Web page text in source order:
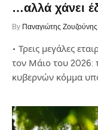
…αλλά χάνει
By Παναγιώτης Ζουζούνης
• Τρεις μεγάλες
τον Μάιο του 2026:
κυβερνών κόμμα